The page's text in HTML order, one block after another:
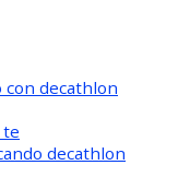
decathlon
te
decathlon